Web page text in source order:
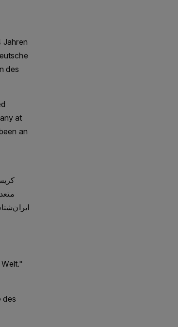
audio-archiv.comAudio
are free of charge.
our podcast
Jahren
des
at
an
des